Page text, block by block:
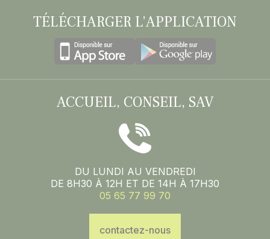
TÉLÉCHARGER L’APPLICATION
ACCUEIL, CONSEIL, SAV
DU LUNDI AU VENDREDI
DE 8H30 À 12H ET DE 14H À 17H30
05 65 77 99 70
contactez-nous